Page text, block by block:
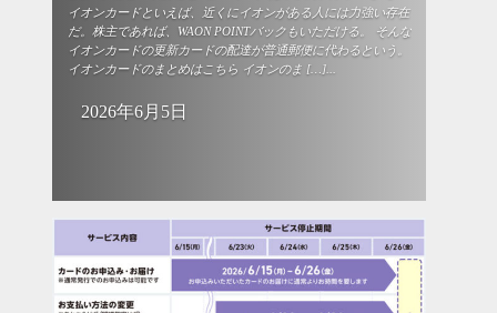
イオンカードといえば、近くにイオンがある人には力強い存在
だ。株主であれば、WAON POINTバックもいただける。 そんな
イオンカードの更新カードの配達が普通郵便に代わるという。
イオンカードのまとめはこちら イオンのま […]...
2026年6月5日